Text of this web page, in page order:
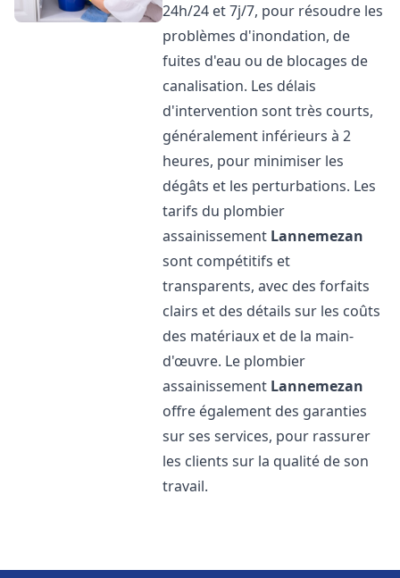
24h/24 et 7j/7, pour résoudre les
problèmes d'inondation, de
fuites d'eau ou de blocages de
canalisation. Les délais
d'intervention sont très courts,
généralement inférieurs à 2
heures, pour minimiser les
dégâts et les perturbations. Les
tarifs du plombier
assainissement Lannemezan
sont compétitifs et
transparents, avec des forfaits
clairs et des détails sur les coûts
des matériaux et de la main-
d'œuvre. Le plombier
assainissement Lannemezan
offre également des garanties
sur ses services, pour rassurer
les clients sur la qualité de son
travail.